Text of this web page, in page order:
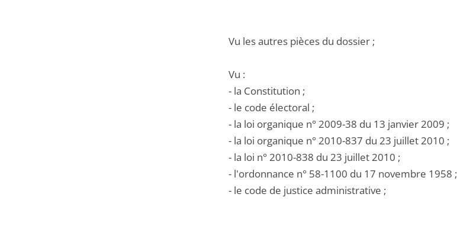
Vu les autres pièces du dossier ;
Vu :
- la Constitution ;
- le code électoral ;
- la loi organique n° 2009-38 du 13 janvier 2009 ;
- la loi organique n° 2010-837 du 23 juillet 2010 ;
- la loi n° 2010-838 du 23 juillet 2010 ;
- l'ordonnance n° 58-1100 du 17 novembre 1958 ;
- le code de justice administrative ;